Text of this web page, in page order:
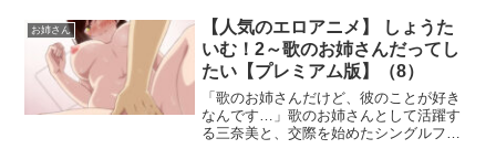
る『秘密のルール』それは、‘1分間だ
け、ぜんぶが許されちゃうタッチポイン
ト’ドキドキとトキメキがとまらない、美
味しいシェアライフがはじまった――
お姉さん
【人気のエロアニメ】 しょうた
いむ！2～歌のお姉さんだってし
たい【プレミアム版】（8）
「歌のお姉さんだけど、彼のことが好き
なんです…」歌のお姉さんとして活躍す
る三奈美と、交際を始めたシングルファ